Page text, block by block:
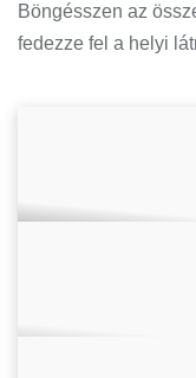
Böngésszen az
fedezze fel a helyi